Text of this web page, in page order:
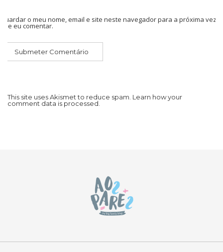
Guardar o meu nome, email e site neste navegador para a próxima vez
que eu comentar.
This site uses Akismet to reduce spam. Learn how your
comment data is processed.